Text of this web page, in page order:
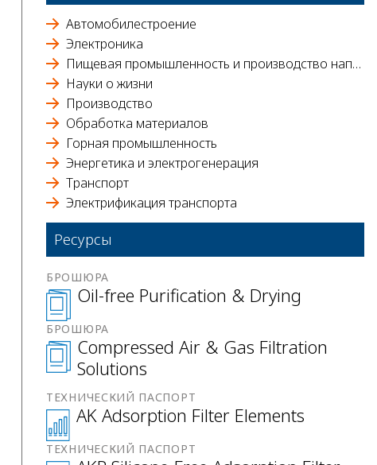
Автомобилестроение
Электроника
Пищевая промышленность и производство напитков
Науки о жизни
Производство
Обработка материалов
Горная промышленность
Энергетика и электрогенерация
Транспорт
Электрификация транспорта
Ресурсы
БРОШЮРА
Oil-free Purification & Drying
БРОШЮРА
Compressed Air & Gas Filtration
Solutions
ТЕХНИЧЕСКИЙ ПАСПОРТ
AK Adsorption Filter Elements
ТЕХНИЧЕСКИЙ ПАСПОРТ